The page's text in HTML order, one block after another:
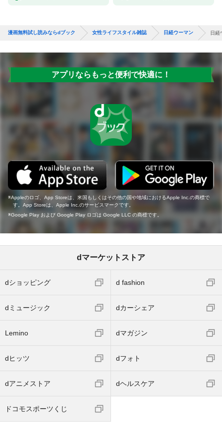
漫画無料試し読みならdブック 女性ライフスタイル雑誌 日経ウーマン 日経
アプリならもっと便利で快適に！
Appleのロゴ、App Storeは、米国もしくはその他の国や地域におけるApple Inc.の商標で
す。App Storeは、Apple Inc.のサービスマークです。
Google Play および Google Play ロゴは Google LLC の商標です。
dマーケットストア
dショッピング d fashion
dミュージック dカーシェア
Lemino dマガジン
dヒッツ dフォト
dアニメストア dヘルスケア
ドコモスポーツくじ